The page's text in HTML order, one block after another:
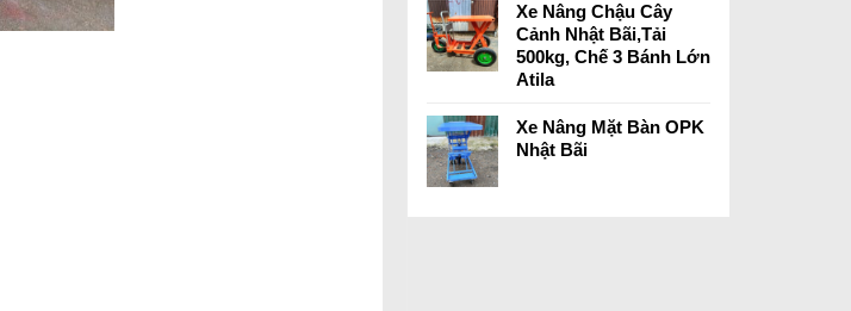
Xe Nâng Chậu Cây
Cảnh Nhật Bãi,Tải
500kg, Chế 3 Bánh Lớn
Atila
Xe Nâng Mặt Bàn OPK
Nhật Bãi